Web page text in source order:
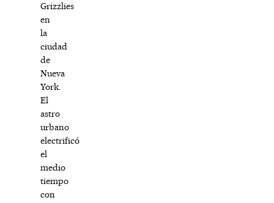
Grizzlies
en
la
ciudad
de
Nueva
York.
El
astro
urbano
electrificó
el
medio
tiempo
con